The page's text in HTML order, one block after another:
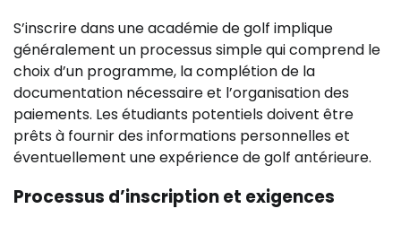
S’inscrire dans une académie de golf implique
généralement un processus simple qui comprend le
choix d’un programme, la complétion de la
documentation nécessaire et l’organisation des
paiements. Les étudiants potentiels doivent être
prêts à fournir des informations personnelles et
éventuellement une expérience de golf antérieure.
Processus d’inscription et exigences